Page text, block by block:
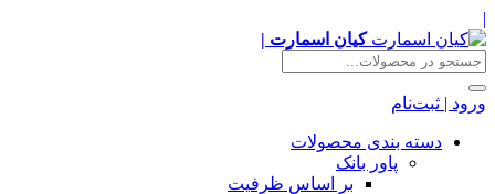
|
کیان اسمارت |
ورود | ثبت‌نام
دسته بندی محصولات
پاور بانک
بر اساس ظرفیت